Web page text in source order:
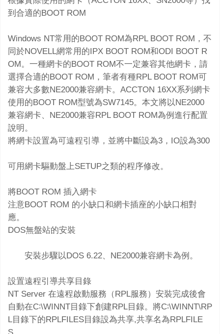
到合適的BOOT ROM
Windows NT常用的BOOT ROM為RPL BOOT ROM，不
同於NOVELL網常用的IPX BOOT ROM和ODI BOOT R
OM。一種網卡的BOOT ROM不一定兼容其他網卡，請
選擇合適的BOOT ROM，筆者有種RPL BOOT ROM可
兼容大多數NE2000兼容網卡。ACCTON 16XX系列網卡
使用的BOOT ROM型號為SW7145。本文將以NE2000
兼容網卡、NE2000兼容RPL BOOT ROM為例進行配置
說明。
將網卡設置為可遠程引導，並將中斷設為3，IO設為300
可用網卡驅動盤上SETUP之類的程序修改。
將BOOT ROM 插入網卡
注意BOOT ROM 的小缺口和網卡插座的小缺口相對
應。
DOS無盤站的安裝
安裝步驟以DOS 6.22、NE2000兼容網卡為例。
設置遠程引導共享目錄
NT Server 在遠程啟動服務（RPL服務）安裝完成後會
自動在C∶\WINNT目錄下創建RPL目錄。將C∶\WINNT\RP
L目錄下的RPLFILES目錄設為共享,共享名為RPLFILE